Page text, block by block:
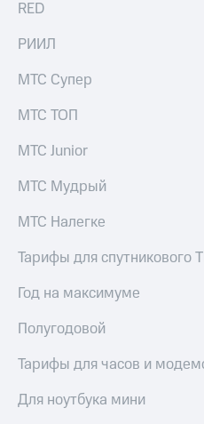
RED
РИИЛ
МТС Супер
МТС ТОП
МТС Junior
МТС Мудрый
МТС Налегке
Тарифы для спутникового
Год на максимуме
Полугодовой
Тарифы для часов и
Для ноутбука мини